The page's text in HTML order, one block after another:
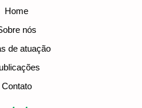
Home
nós
de atuação
Contato